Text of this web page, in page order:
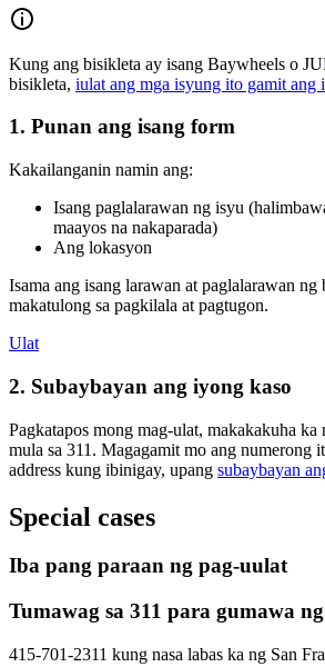
Kung ang bisikleta ay isang Baywheels o
bisikleta, iulat ang mga isyung ito gamit ang
1. Punan ang isang form
Kakailanganin namin ang:
Isang paglalarawan ng isyu
maayos na nakaparada)
Ang lokasyon
Isama ang isang larawan at paglalarawan ng
makatulong sa pagkilala at pagtugon.
Ulat
2. Subaybayan ang iyong kaso
Pagkatapos mong mag-ulat, makakakuha
mula sa 311. Magagamit mo ang numerong
address kung ibinigay, upang subaybayan
Special cases
Iba pang paraan ng pag-uulat
Tumawag sa 311 para gumawa
415-701-2311 kung nasa labas ka ng San